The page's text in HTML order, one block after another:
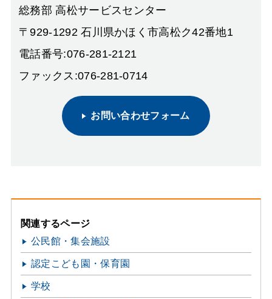
総務部 高松サービスセンター
〒929-1292 石川県かほく市高松ク42番地1
電話番号:076-281-2121
ファックス:076-281-0714
お問い合わせフォーム
関連するページ
公民館・集会施設
認定こども園・保育園
学校